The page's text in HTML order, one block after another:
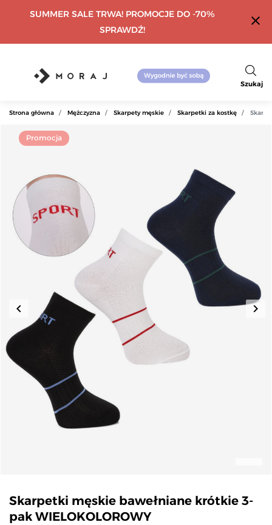
SUMMER SALE TRWA! PROMOCJE DO -70%
SPRAWDŹ!
close
Szukaj
Strona główna Mężczyzna Skarpety męskie Skarpetki za kostkę
Promocja
Poprzedni
keyboard_arrow_left keyboard_arrow_right
Skarpetki męskie bawełniane krótkie 3-
pak WIELOKOLOROWY